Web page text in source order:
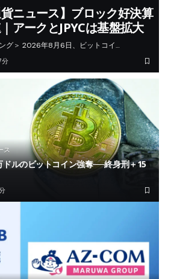
貨ニュース】ブロック好決算
アークとJPYCは基盤拡大
グ＞ 2026年8月6日、ビットコイ…
ス
ドルのビットコイン強奪──終身刑＋15